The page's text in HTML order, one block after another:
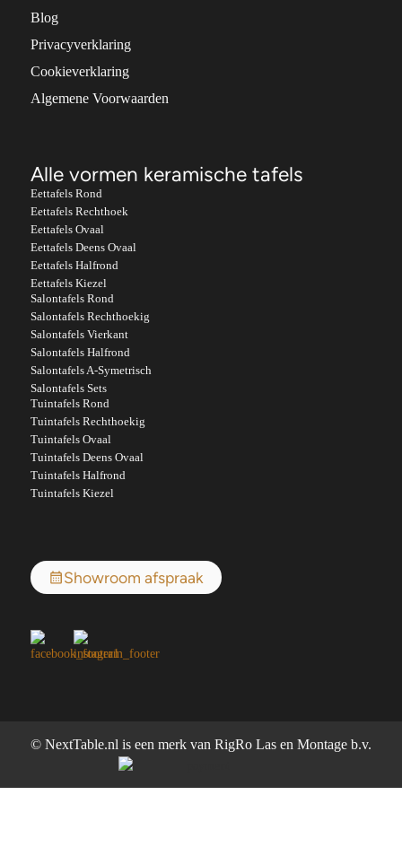
Blog
Privacyverklaring
Cookieverklaring
Algemene Voorwaarden
Alle vormen keramische tafels
Eettafels Rond
Eettafels Rechthoek
Eettafels Ovaal
Eettafels Deens Ovaal
Eettafels Halfrond
Eettafels Kiezel
Salontafels Rond
Salontafels Rechthoekig
Salontafels Vierkant
Salontafels Halfrond
Salontafels A-Symetrisch
Salontafels Sets
Tuintafels Rond
Tuintafels Rechthoekig
Tuintafels Ovaal
Tuintafels Deens Ovaal
Tuintafels Halfrond
Tuintafels Kiezel
Showroom afspraak
© NextTable.nl is een merk van RigRo Las en Montage b.v.